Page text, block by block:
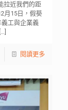
拉近我們的距
月15日，假葵
工與企業義
閱讀更多